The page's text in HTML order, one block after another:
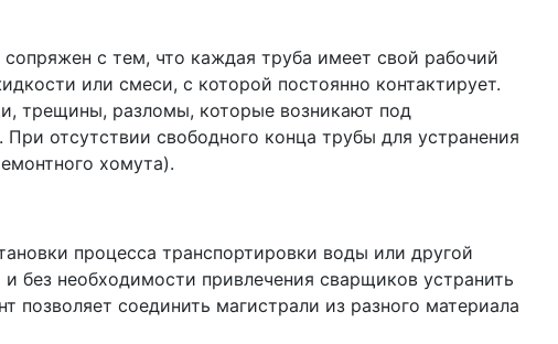
с тем, что каждая труба имеет свой рабочий
или смеси, с которой постоянно контактирует.
трещины, разломы, которые возникают под
отсутствии свободного конца трубы для устранения
хомута).
процесса транспортировки воды или другой
без необходимости привлечения сварщиков устранить
позволяет соединить магистрали из разного материала